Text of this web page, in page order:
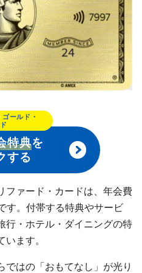
ールド・
特典を
する
ファード・カードは、年会費
す。付帯する特典やサービ
行・ホテル・ダイニングの特
ます。
ではの「おもてなし」が光り